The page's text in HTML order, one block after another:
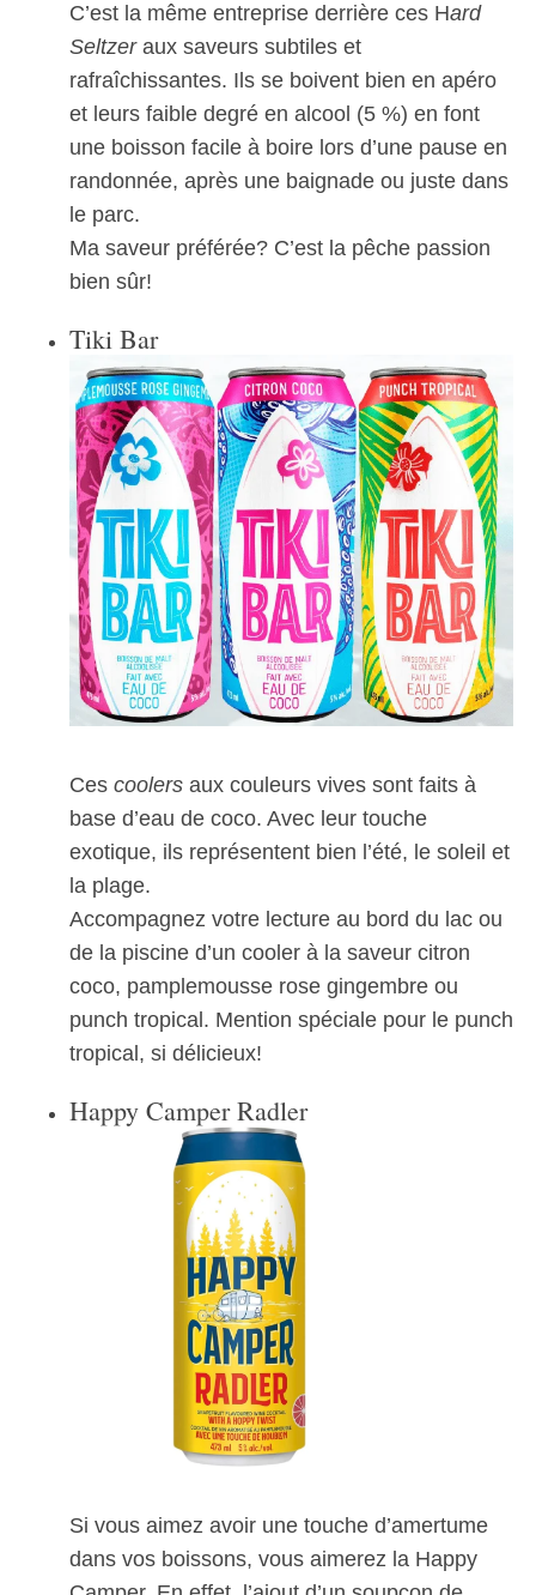
C’est la même entreprise derrière ces Hard
Seltzer aux saveurs subtiles et
rafraîchissantes. Ils se boivent bien en apéro
et leurs faible degré en alcool (5 %) en font
une boisson facile à boire lors d’une pause en
randonnée, après une baignade ou juste dans
le parc.
Ma saveur préférée? C’est la pêche passion
bien sûr!
Tiki Bar
Ces coolersaux couleurs vives sont faits à
base d’eau de coco. Avec leur touche
exotique, ils représentent bien l’été, le soleil et
la plage.
Accompagnez votre lecture au bord du lac ou
de la piscine d’un cooler à la saveur citron
coco, pamplemousse rose gingembre ou
punch tropical. Mention spéciale pour le punch
tropical, si délicieux!
Happy Camper Radler
Si vous aimez avoir une touche d’amertume
dans vos boissons, vous aimerez la Happy